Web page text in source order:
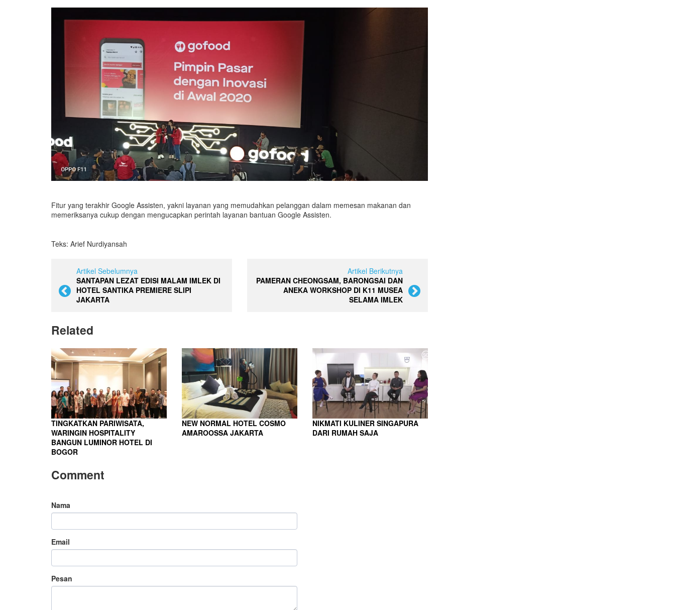
Fitur yang terakhir Google Assisten, yakni layanan yang memudahkan pelanggan dalam memesan makanan dan
memeriksanya cukup dengan mengucapkan perintah layanan bantuan Google Assisten.
Teks: Arief Nurdiyansah
Artikel Sebelumnya
SANTAPAN LEZAT EDISI MALAM IMLEK DI
HOTEL SANTIKA PREMIERE SLIPI
JAKARTA
Artikel Berikutnya
PAMERAN CHEONGSAM, BARONGSAI DAN
ANEKA WORKSHOP DI K11 MUSEA
SELAMA IMLEK
Related
TINGKATKAN PARIWISATA,
WARINGIN HOSPITALITY
BANGUN LUMINOR HOTEL DI
BOGOR
NEW NORMAL HOTEL COSMO
AMAROOSSA JAKARTA
NIKMATI KULINER SINGAPURA
DARI RUMAH SAJA
Comment
Nama
Email
Pesan